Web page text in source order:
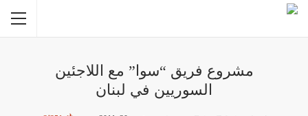
مشروع فريق “سوا” مع اللاجئين
السوريين في لبنان